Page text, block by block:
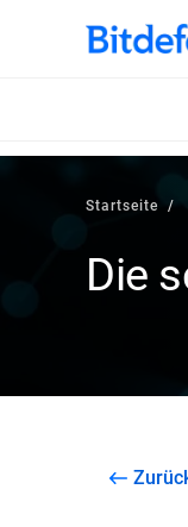
Startseite
Die